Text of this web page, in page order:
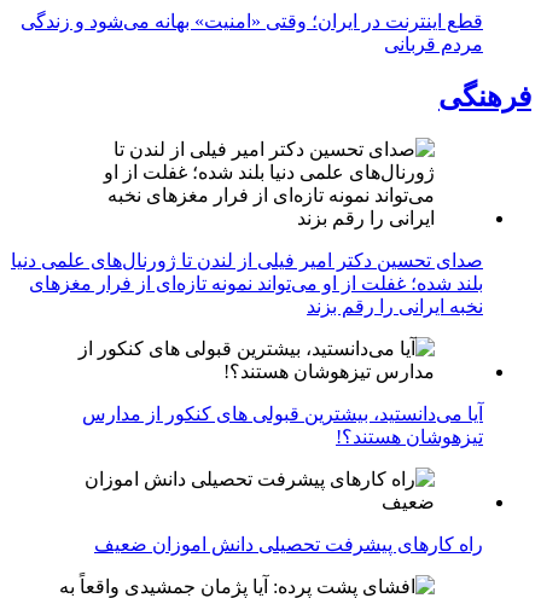
قطع اینترنت در ایران؛ وقتی «امنیت» بهانه می‌شود و زندگی
مردم قربانی
فرهنگی
صدای تحسین دکتر امیر فیلی از لندن تا ژورنال‌های علمی دنیا
بلند شده؛ غفلت از او می‌تواند نمونه تازه‌ای از فرار مغزهای
نخبه ایرانی را رقم بزند
آیا می‌دانستید، بیشترین قبولی های کنکور از مدارس
تیزهوشان هستند؟!
راه کارهای پیشرفت تحصیلی دانش اموزان ضعیف